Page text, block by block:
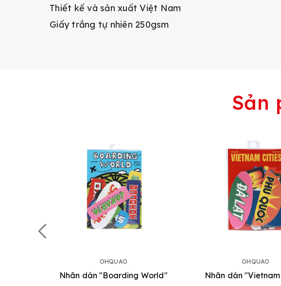
Thiết kế và sản xuất Việt Nam
Giấy trắng tự nhiên 250gsm
Sản
OHQUAO
Nhãn dán "Boarding World"
OHQUAO
Nhãn dán